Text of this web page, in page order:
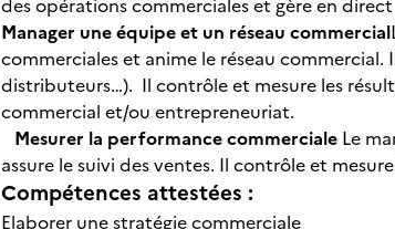
des opérations commerciales et gère en
Manager une équipe et un réseau commercial
commerciales et anime le réseau
distributeurs…). Il contrôle et mesure les
commercial et/ou entrepreneuriat.
Mesurer la performance commerciale Le
assure le suivi des ventes. Il contrôle et
Compétences attestées :
Elaborer une stratégie commerciale